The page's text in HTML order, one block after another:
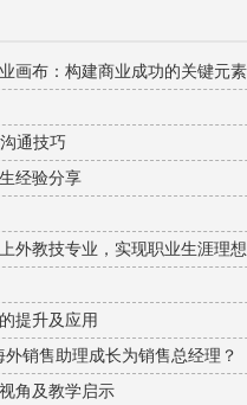
画布：构建商业成功的关键元素
通技巧
经验分享
外教技专业，实现职业生涯理想
提升及应用
销售助理成长为销售总经理？
角及教学启示